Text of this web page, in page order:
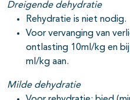
Dreigende dehydratie
Rehydratie is niet nodig.
Voor vervanging van
ontlasting 10ml/kg en
ml/kg aan.
Milde dehydratie